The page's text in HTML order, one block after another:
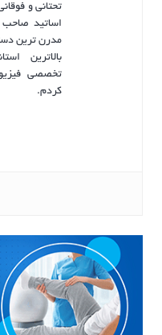
تحتانی و
اساتید
مدرن ترین
بالاترین
تخصصی
کردم.